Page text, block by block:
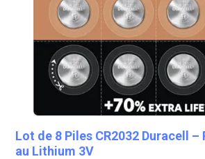
Lot de 8 Piles CR2032 Duracell
au Lithium 3V